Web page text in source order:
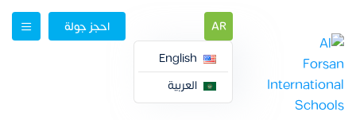
AR
العربية
احجز جولة